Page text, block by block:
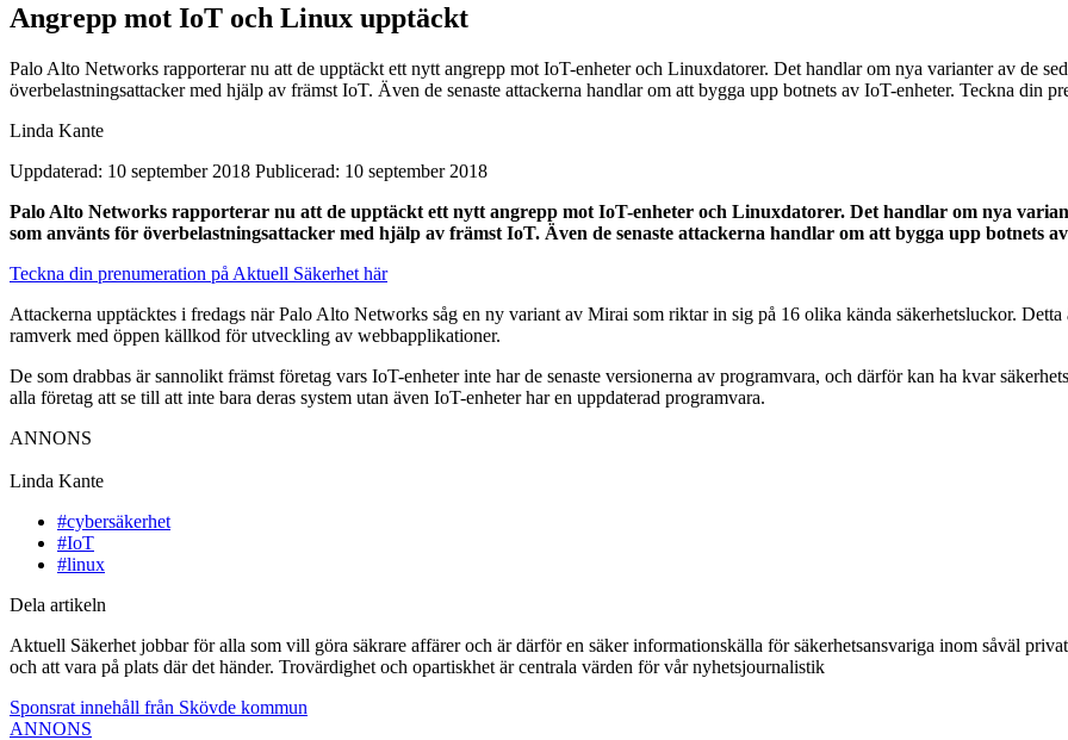
Angrepp mot IoT och Linux upptäckt
Palo Alto Networks rapporterar nu att de upptäckt ett nytt angrepp mot IoT-enheter och Linuxdatorer. Det handlar om nya varianter av de
överbelastningsattacker med hjälp av främst IoT. Även de senaste attackerna handlar om att bygga upp botnets av IoT-enheter. Teckna din
Linda Kante
Uppdaterad: 10 september 2018 Publicerad: 10 september 2018
Palo Alto Networks rapporterar nu att de upptäckt ett nytt angrepp mot IoT-enheter och Linuxdatorer. Det handlar om nya
som använts för överbelastningsattacker med hjälp av främst IoT. Även de senaste attackerna handlar om att bygga upp botnets
Teckna din prenumeration på Aktuell Säkerhet här
Attackerna upptäcktes i fredags när Palo Alto Networks såg en ny variant av Mirai som riktar in sig på 16 olika kända säkerhetsluckor.
ramverk med öppen källkod för utveckling av webbapplikationer.
De som drabbas är sannolikt främst företag vars IoT-enheter inte har de senaste versionerna av programvara, och därför kan ha kvar
alla företag att se till att inte bara deras system utan även IoT-enheter har en uppdaterad programvara.
ANNONS
Linda Kante
#cybersäkerhet
#IoT
#linux
Dela artikeln
Aktuell Säkerhet jobbar för alla som vill göra säkrare affärer och är därför en säker informationskälla för säkerhetsansvariga inom såväl
och att vara på plats där det händer. Trovärdighet och opartiskhet är centrala värden för vår nyhetsjournalistik
Sponsrat innehåll från Skövde kommun
ANNONS